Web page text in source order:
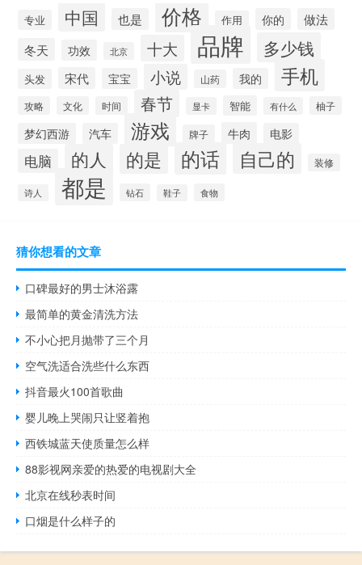
专业 中国 也是 价格 作用 你的 做法
冬天 功效 北京 十大 品牌 多少钱
头发 宋代 宝宝 小说 山药 我的 手机
攻略 文化 时间 春节 显卡 智能 有什么 柚子
梦幻西游 汽车 游戏 牌子 牛肉 电影
电脑 的人 的是 的话 自己的 装修
诗人 都是 钻石 鞋子 食物
猜你想看的文章
口碑最好的男士沐浴露
最简单的黄金清洗方法
不小心把月抛带了三个月
空气洗适合洗些什么东西
抖音最火100首歌曲
婴儿晚上哭闹只让竖着抱
西铁城蓝天使质量怎么样
88影视网亲爱的热爱的电视剧大全
北京在线秒表时间
口烟是什么样子的